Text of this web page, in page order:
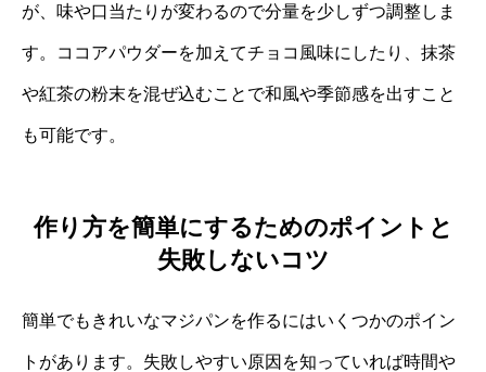
が、味や口当たりが変わるので分量を少しずつ調整しま
す。ココアパウダーを加えてチョコ風味にしたり、抹茶
や紅茶の粉末を混ぜ込むことで和風や季節感を出すこと
も可能です。
作り方を簡単にするためのポイントと
失敗しないコツ
簡単でもきれいなマジパンを作るにはいくつかのポイン
トがあります。失敗しやすい原因を知っていれば時間や